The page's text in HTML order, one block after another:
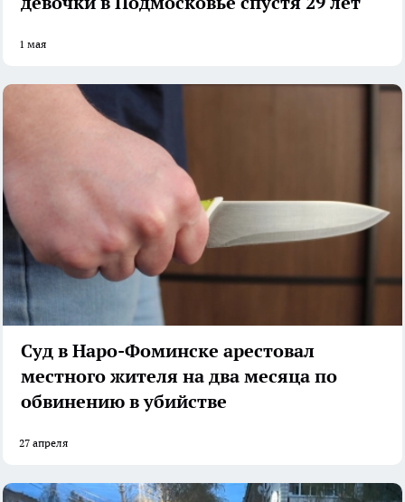
1 мая
Суд в Наро-Фоминске арестовал
местного жителя на два месяца по
обвинению в убийстве
27 апреля